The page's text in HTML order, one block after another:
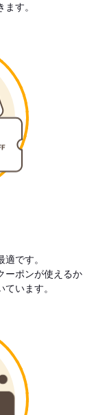
す。
です。
ーポンが使えるか
います。